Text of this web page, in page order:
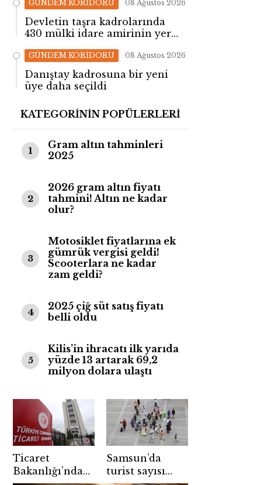
GÜNDEM KORİDORU 08 Ağustos 2026
Devletin taşra kadrolarında
430 mülki idare amirinin yeri
GÜNDEM KORİDORU 08 Ağustos 2026
Danıştay kadrosuna bir yeni
üye daha seçildi
KATEGORİNİN POPÜLERLERİ
1
Gram altın tahminleri
2025
2
2026 gram altın fiyatı
tahmini! Altın ne kadar
olur?
3
Motosiklet fiyatlarına ek
gümrük vergisi geldi!
Scooterlara ne kadar
zam geldi?
4
2025 çiğ süt satış fiyatı
belli oldu
5
Kilis’in ihracatı ilk yarıda
yüzde 13 artarak 69,2
milyon dolara ulaştı
Ticaret
Bakanlığı’ndan
Samsun’da
turist sayısı